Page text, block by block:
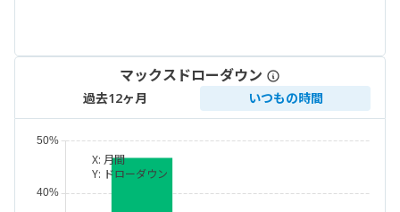
マックスドローダウン
過去12ヶ月 いつもの時間
X: 月間
Y: ドローダウン